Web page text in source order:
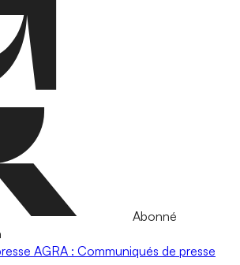
Abonné
AGRA : Communiqués de presse